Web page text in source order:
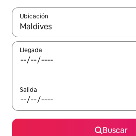
Ubicación
Cuando los resultados estén
Llegada
Salida
Buscar